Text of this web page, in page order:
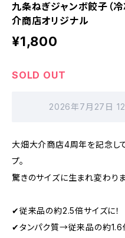
九条ねぎジャンボ餃子（
介商店オリジナル
¥1,800
SOLD OUT
2026年7月27日
大畑大介商店4周年を記念して
プ。
驚きのサイズに生まれ変わりま
✔従来品の約2.5倍サイズに！
✔タンパク質→従来品の約1.6